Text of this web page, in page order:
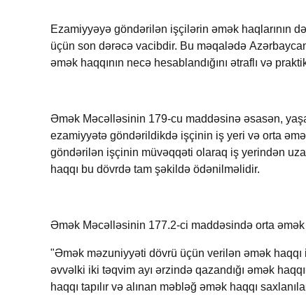
Ezamiyyəyə göndərilən işçilərin əmək haqlarının
üçün son dərəcə vacibdir. Bu məqalədə
əmək haqqının necə hesablandığını ətraflı və
Əmək Məcəlləsinin 179-cu maddəsinə əsasən, y
ezamiyyətə göndərildikdə işçinin iş yeri və orta
göndərilən işçinin müvəqqəti olaraq iş yerindən
haqqı bu dövrdə tam şəkildə ödənilməlidir.
Əmək Məcəlləsinin 177.2-ci maddəsində orta
"Əmək məzuniyyəti dövrü üçün verilən əmək
əvvəlki iki təqvim ayı ərzində qazandığı əmək
haqqı tapılır və alınan məbləğ əmək haqqı